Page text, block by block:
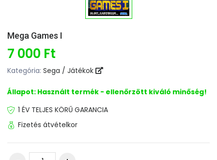
Mega Games I
7 000 Ft
Kategória: Sega / Játékok
Állapot: Használt termék - ellenőrzött kiváló minőség!
1 ÉV TELJES KÖRŰ GARANCIA
Fizetés átvételkor